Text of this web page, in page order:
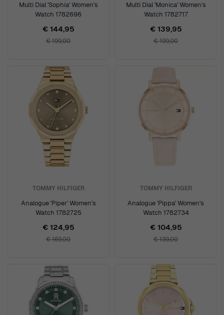
Multi Dial 'Sophia' Women's
Watch 1782696
€ 144,95
€ 199,00
Multi Dial 'Monica' Women's
Watch 1782717
€ 139,95
€ 199,00
TOMMY HILFIGER
Analogue 'Piper' Women's
Watch 1782725
€ 124,95
€ 169,00
TOMMY HILFIGER
Analogue 'Pippa' Women's
Watch 1782734
€ 104,95
€ 139,00